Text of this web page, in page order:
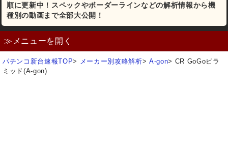
順に更新中！スペックやボーダーラインなどの解析情報から機
種別の動画まで全部大公開！
≫メニューを開く
パチンコ新台速報TOP> メーカー別攻略解析>A-gon> CR GoGoピラ
ミッド(A-gon)